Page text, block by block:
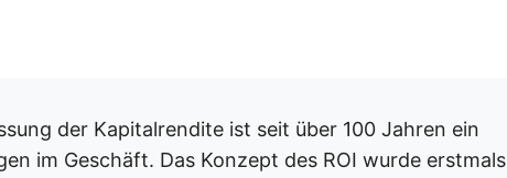
der Kapitalrendite ist seit über 100 Jahren ein
im Geschäft. Das Konzept des ROI wurde erstmals